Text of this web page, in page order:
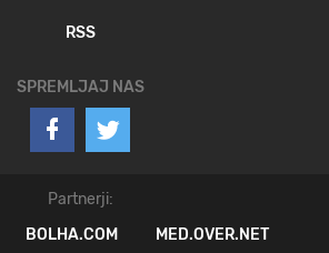
RSS
SPREMLJAJ NAS
Partnerji:
BOLHA.COM MED.OVER.NET